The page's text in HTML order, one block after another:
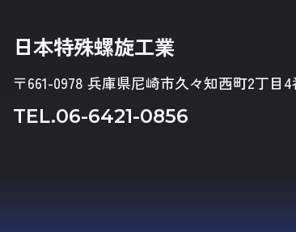
日本特殊螺旋工業
〒661-0978 兵庫県尼崎市久々知西町2丁目4
TEL.06-6421-0856